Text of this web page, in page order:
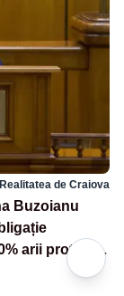
Realitatea de Craiova
Buzoianu
arii protejate